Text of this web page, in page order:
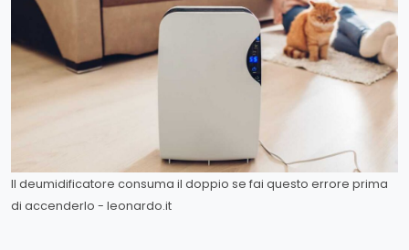
Il deumidificatore consuma il doppio se fai questo errore prima
di accenderlo - leonardo.it